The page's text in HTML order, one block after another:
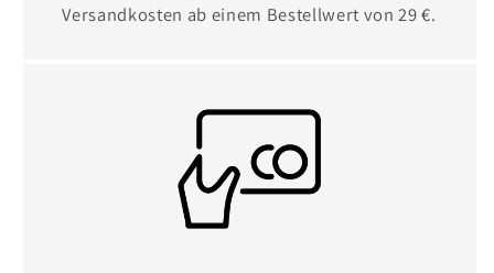
Versandkosten ab einem Bestellwert von 29 €.